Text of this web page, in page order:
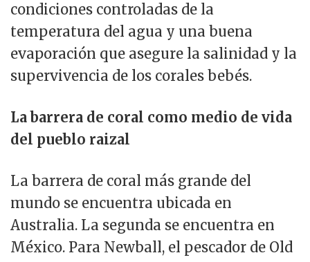
condiciones controladas de la
temperatura del agua y una buena
evaporación que asegure la salinidad y la
supervivencia de los corales bebés.
La barrera de coral como medio de vida
del pueblo raizal
La barrera de coral más grande del
mundo se encuentra ubicada en
Australia. La segunda se encuentra en
México. Para Newball, el pescador de Old